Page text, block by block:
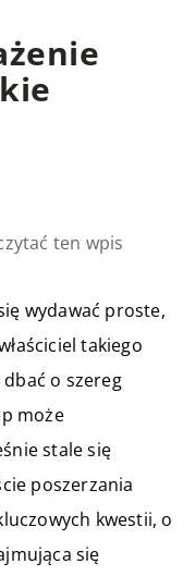
ten wpis
wydawać proste,
takiego
o szereg
może
stale się
poszerzania
kwestii, o
się